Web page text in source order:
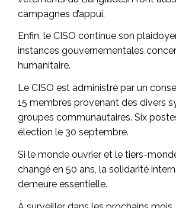
campagnes d’appui.
Enfin, le CISO continue son
instances gouvernementales
humanitaire.
Le CISO est administré par un
15 membres provenant des divers
groupes communautaires. Six
élection le 30 septembre.
Si le monde ouvrier et le tiers-
changé en 50 ans, la solidarité
demeure essentielle.